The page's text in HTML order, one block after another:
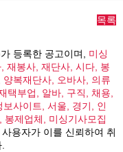
목록
등록한 공고이며, 미싱
재봉사, 재단사, 시다, 봉
복재단사, 오바사, 의류
택부업, 알바, 구직, 채용,
사이트, 서울, 경기, 인
제업체, 미싱기사모집
용자가 이를 신뢰하여 취